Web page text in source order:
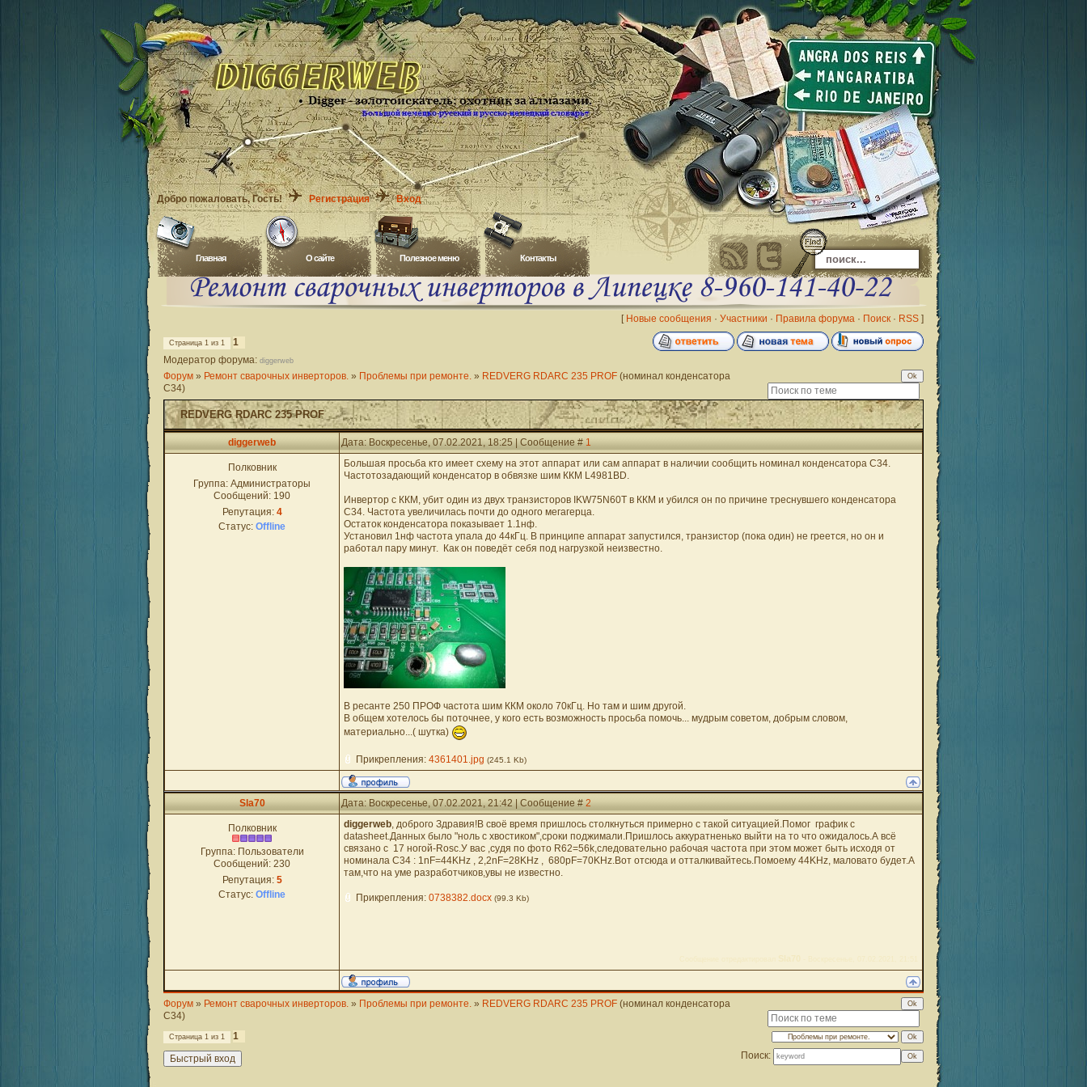
Добро пожаловать, Гость! Регистрация Вход
Главная O сайте Полезное меню Контакты
[ Новые сообщения · Участники · Правила форума · Поиск · RSS ]
Страница 1 из 1
1
Модератор форума: diggerweb
Форум » Ремонт сварочных инверторов. » Проблемы при ремонте. » REDVERG RDARC 235 PROF (номинал конденсатора
C34)
REDVERG RDARC 235 PROF
diggerweb Дата: Воскресенье, 07.02.2021, 18:25 | Сообщение #1
Полковник
Группа: Администраторы
Сообщений: 190
Репутация: 4
Статус: Offline
Большая просьба кто имеет схему на этот аппарат или сам аппарат в наличии сообщить номинал конденсатора C34.
Частотозадающий конденсатор в обвязке шим ККМ L4981BD.
Инвертор с ККМ, убит один из двух транзисторов IKW75N60T в ККМ и убился он по причине треснувшего конденсатора
C34. Частота увеличилась почти до одного мегагерца.
Остаток конденсатора показывает 1.1нф.
Установил 1нф частота упала до 44кГц. В принципе аппарат запустился, транзистор (пока один) не греется, но он и
работал пару минут. Как он поведёт себя под нагрузкой неизвестно.
В ресанте 250 ПРОФ частота шим ККМ около 70кГц. Но там и шим другой.
В общем хотелось бы поточнее, у кого есть возможность просьба помочь... мудрым советом, добрым словом,
материально...( шутка)
Прикрепления: 4361401.jpg (245.1 Kb)
Sla70 Дата: Воскресенье, 07.02.2021, 21:42 | Сообщение #2
Полковник
Группа: Пользователи
Сообщений: 230
Репутация: 5
Статус: Offline
diggerweb, доброго Здравия!В своё время пришлось столкнуться примерно с такой ситуацией.Помог график с
datasheet.Данных было "ноль с хвостиком",сроки поджимали.Пришлось аккуратненько выйти на то что ожидалось.А всё
связано с 17 ногой-Rosc.У вас ,судя по фото R62=56k,следовательно рабочая частота при этом может быть исходя от
номинала C34 : 1nF=44KHz , 2,2nF=28KHz , 680pF=70KHz.Вот отсюда и отталкивайтесь.Помоему 44KHz, маловато будет.А
там,что на уме разработчиков,увы не известно.
Прикрепления: 0738382.docx (99.3 Kb)
Форум » Ремонт сварочных инверторов. » Проблемы при ремонте. » REDVERG RDARC 235 PROF (номинал конденсатора
C34)
Страница 1 из 1
1
Поиск: